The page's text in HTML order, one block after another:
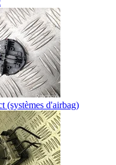
(systèmes d'airbag)